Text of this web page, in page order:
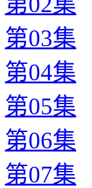
第03集
第04集
第05集
第06集
第07集